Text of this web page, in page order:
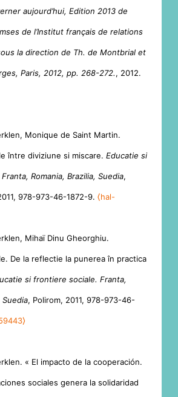
aujourd’hui, Edition 2013 de
de l’Institut français de relations
la direction de Th. de Montbrial et
Paris, 2012, pp. 268-272., 2012.
Monique de Saint Martin.
între diviziune si miscare. Educatie si
Romania, Brazilia, Suedia,
978-973-46-1872-9. ⟨hal-
Mihaï Dinu Gheorghiu.
De la reflectie la punerea în practica
si frontiere sociale. Franta,
Suedia, Polirom, 2011, 978-973-46-
« El impacto de la cooperación.
sociales genera la solidaridad